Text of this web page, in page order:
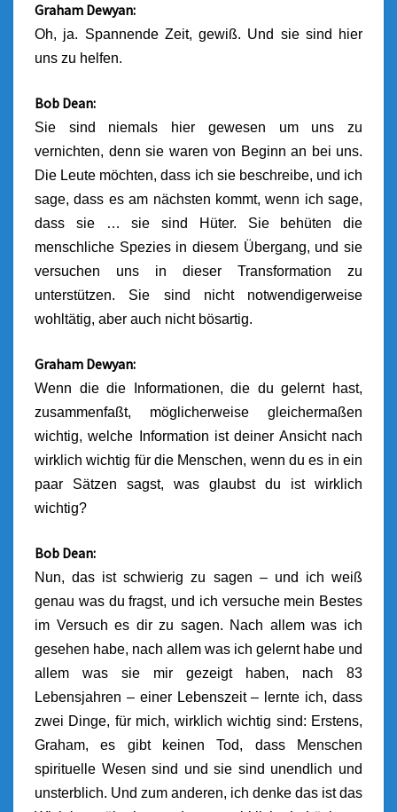
Graham Dewyan:
Oh, ja. Spannende Zeit, gewiß. Und sie sind hier
uns zu helfen.
Bob Dean:
Sie sind niemals hier gewesen um uns zu
vernichten, denn sie waren von Beginn an bei uns.
Die Leute möchten, dass ich sie beschreibe, und ich
sage, dass es am nächsten kommt, wenn ich sage,
dass sie … sie sind Hüter. Sie behüten die
menschliche Spezies in diesem Übergang, und sie
versuchen uns in dieser Transformation zu
unterstützen. Sie sind nicht notwendigerweise
wohltätig, aber auch nicht bösartig.
Graham Dewyan:
Wenn die die Informationen, die du gelernt hast,
zusammenfaßt, möglicherweise gleichermaßen
wichtig, welche Information ist deiner Ansicht nach
wirklich wichtig für die Menschen, wenn du es in ein
paar Sätzen sagst, was glaubst du ist wirklich
wichtig?
Bob Dean:
Nun, das ist schwierig zu sagen – und ich weiß
genau was du fragst, und ich versuche mein Bestes
im Versuch es dir zu sagen. Nach allem was ich
gesehen habe, nach allem was ich gelernt habe und
allem was sie mir gezeigt haben, nach 83
Lebensjahren – einer Lebenszeit – lernte ich, dass
zwei Dinge, für mich, wirklich wichtig sind: Erstens,
Graham, es gibt keinen Tod, dass Menschen
spirituelle Wesen sind und sie sind unendlich und
unsterblich. Und zum anderen, ich denke das ist das